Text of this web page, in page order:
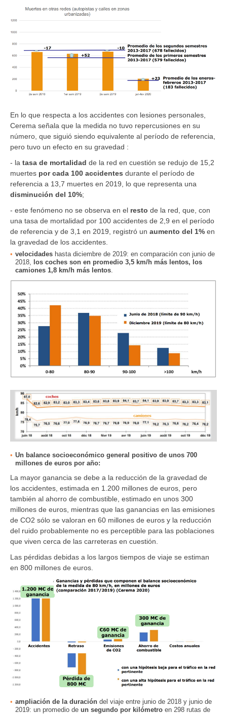
En lo que respecta a los accidentes con lesiones personales,
Cerema señala que la medida no tuvo repercusiones en su
número, que siguió siendo equivalente al período de referencia,
pero tuvo un efecto en su gravedad :
- la tasa de mortalidad de la red en cuestión se redujo de 15,2
muertes por cada 100 accidentes durante el período de
referencia a 13,7 muertes en 2019, lo que representa una
disminución del 10%;
- este fenómeno no se observa en el resto de la red, que, con
una tasa de mortalidad por 100 accidentes de 2,9 en el período
de referencia y de 3,1 en 2019, registró un aumento del 1% en
la gravedad de los accidentes.
velocidades hasta diciembre de 2019: en comparación con junio de
2018,
los coches son en promedio 3,5 km/h más lentos, los
camiones 1,8 km/h más lentos
Un balance socioeconómico general positivo de unos 700
millones de euros por año:
La mayor ganancia se debe a la reducción de la gravedad de
los accidentes, estimada en 1.200 millones de euros, pero
también al ahorro de combustible, estimado en unos 300
millones de euros, mientras que las ganancias en las emisiones
de CO2 sólo se valoran en 60 millones de euros y la reducción
del ruido probablemente no es perceptible para las poblaciones
que viven cerca de las carreteras en cuestión.
Las pérdidas debidas a los largos tiempos de viaje se estiman
en 800 millones de euros.
ampliación de la duración del viaje entre junio de 2018 y junio de
2019: un promedio de un segundo por kilómetro en 298 rutas de